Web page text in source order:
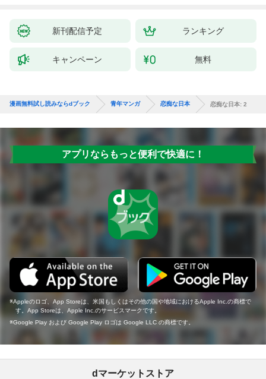
新刊配信予定 ランキング
キャンペーン 無料
漫画無料試し読みならdブック 青年マンガ 恋痴な日本 恋痴な日本: 2
アプリならもっと便利で快適に！
Appleのロゴ、App Storeは、米国もしくはその他の国や地域におけるApple Inc.の商標で
す。App Storeは、Apple Inc.のサービスマークです。
Google Play および Google Play ロゴは Google LLC の商標です。
dマーケットストア